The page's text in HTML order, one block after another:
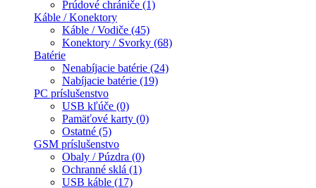
Prúdové chrániče (1)
Káble / Konektory
Káble / Vodiče (45)
Konektory / Svorky (68)
Batérie
Nenabíjacie batérie (24)
Nabíjacie batérie (19)
PC príslušenstvo
USB kľúče (0)
Pamäťové karty (0)
Ostatné (5)
GSM príslušenstvo
Obaly / Púzdra (0)
Ochranné sklá (1)
USB káble (17)